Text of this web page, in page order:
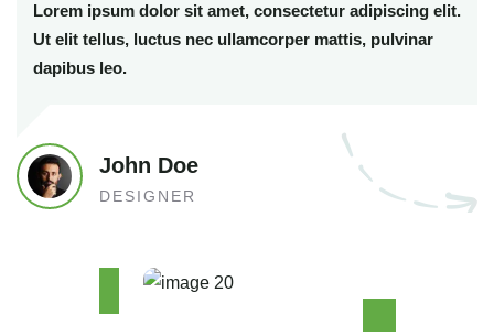
Lorem ipsum dolor sit amet, consectetur adipiscing elit.
Ut elit tellus, luctus nec ullamcorper mattis, pulvinar
dapibus leo.
John Doe
DESIGNER